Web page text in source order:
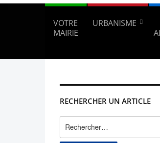
VOTRE
MAIRIE
URBANISME
RECHERCHER UN ARTICLE